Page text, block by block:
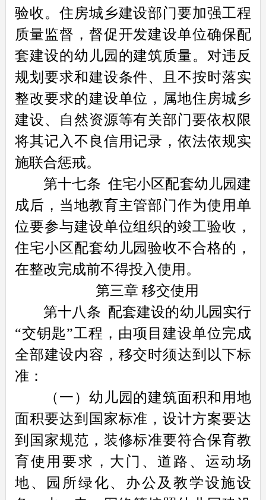
验收。住房城乡建设部门要加强工程
质量监督，督促开发建设单位确保配
套建设的幼儿园的建筑质量。对违反
规划要求和建设条件、且不按时落实
整改要求的建设单位，属地住房城乡
建设、自然资源等有关部门要依权限
将其记入不良信用记录，依法依规实
施联合惩戒。
第十七条 住宅小区配套幼儿园建
成后，当地教育主管部门作为使用单
位要参与建设单位组织的竣工验收，
住宅小区配套幼儿园验收不合格的，
在整改完成前不得投入使用。
第三章 移交使用
第十八条 配套建设的幼儿园实行
“交钥匙”工程，由项目建设单位完成
全部建设内容，移交时须达到以下标
准：
（一）幼儿园的建筑面积和用地
面积要达到国家标准，设计方案要达
到国家规范，装修标准要符合保育教
育使用要求，大门、道路、运动场
地、园所绿化、办公及教学设施设